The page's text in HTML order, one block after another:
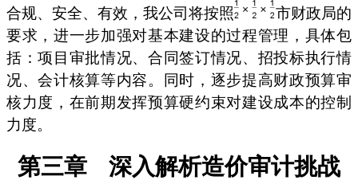
合规、安全、有效，我公司将按照
市财政局的
要求，进一步加强对基本建设的过程管理，具体包
括：项目审批情况、合同签订情况、招投标执行情
况、会计核算等内容。同时，逐步提高财政预算审
核力度，在前期发挥预算硬约束对建设成本的控制
力度。
第三章
深入解析造价审计挑战